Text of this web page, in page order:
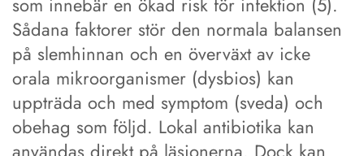
Sådana faktorer stör den normala balansen
på slemhinnan och en överväxt av icke
orala mikroorganismer (dysbios) kan
uppträda och med symptom (sveda) och
obehag som följd. Lokal antibiotika kan